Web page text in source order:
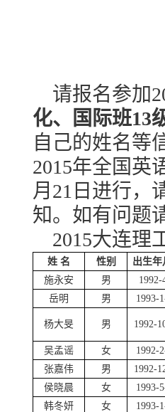
请报名参加
化、国际班13
自己的姓名等
2015年全国英
月21日进行，
知。如有问题
2015大连理
姓 名 性别
出生年
施永安
男
1992-
岳明
男 1993-
杨大旻 男 1992-
吴孟谣 女
1992-
张嘉伟
男
1992-
侯晓晨
女
1993-
韩冬妍
女
1993-